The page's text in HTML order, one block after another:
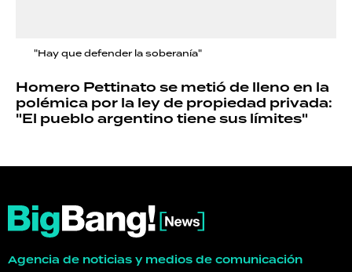
"Hay que defender la soberanía"
Homero Pettinato se metió de lleno en la
polémica por la ley de propiedad privada:
"El pueblo argentino tiene sus límites"
Agencia de noticias y medios de comunicación